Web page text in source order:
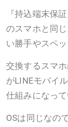
『持込端末保
のスマホと同
い勝手やスペ
交換するスマ
がLINEモバイ
仕組みになって
OSは同じなの